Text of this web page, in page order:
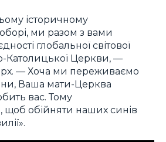
історичному
ми разом з вами
глобальної світової
Католицької Церкви, —
— Хоча ми переживаємо
Ваша мати-Церква
вас. Тому
обійняти наших синів